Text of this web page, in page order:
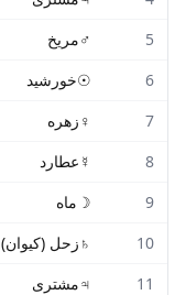
5
♂مریخ
6
☉خورشید
7
♀ زهره
8
☿ عطارد
9
☽ ماه
10
♄ زحل (کیوان)
11
♃مشتری